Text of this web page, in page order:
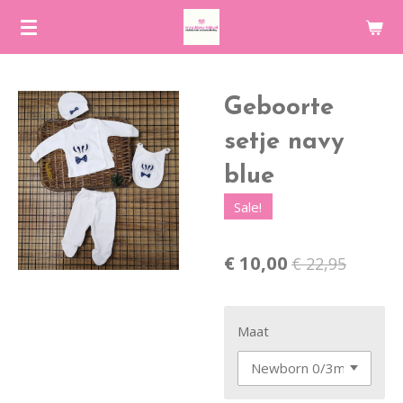
Ga
de
hoofdinhoud
Geboorte
setje navy
blue
Sale!
€ 10,00 € 22,95
Maat